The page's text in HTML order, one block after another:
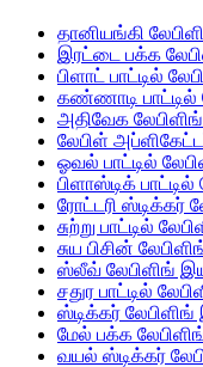
தானியங்கி
இரட்டை பக்க
பிளாட் பாட்டில்
கண்ணாடி பாட்டில்
அதிவேக
லேபிள்
ஓவல் பாட்டில்
பிளாஸ்டிக்
ரோட்டரி ஸ்டிக்கர்
சுற்று பாட்டில்
சுய பிசின்
ஸ்லீவ் லேபிளிங்
சதுர பாட்டில்
ஸ்டிக்கர்
மேல் பக்க
வயல் ஸ்டிக்கர்